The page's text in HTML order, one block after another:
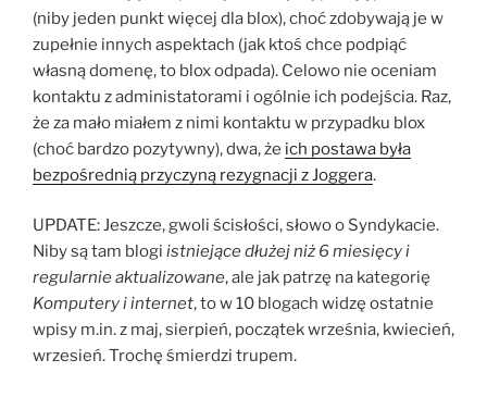
(niby jeden punkt więcej dla blox), choć zdobywają je w
zupełnie innych aspektach (jak ktoś chce podpiąć
własną domenę, to blox odpada). Celowo nie oceniam
kontaktu z administatorami i ogólnie ich podejścia. Raz,
że za mało miałem z nimi kontaktu w przypadku blox
(choć bardzo pozytywny), dwa, że ich postawa była
bezpośrednią przyczyną rezygnacji z Joggera.
UPDATE: Jeszcze, gwoli ścisłości, słowo o Syndykacie.
Niby są tam blogi istniejące dłużej niż 6 miesięcy i
regularnie aktualizowane, ale jak patrzę na kategorię
Komputery i internet, to w 10 blogach widzę ostatnie
wpisy m.in. z maj, sierpień, początek września, kwiecień,
wrzesień. Trochę śmierdzi trupem.